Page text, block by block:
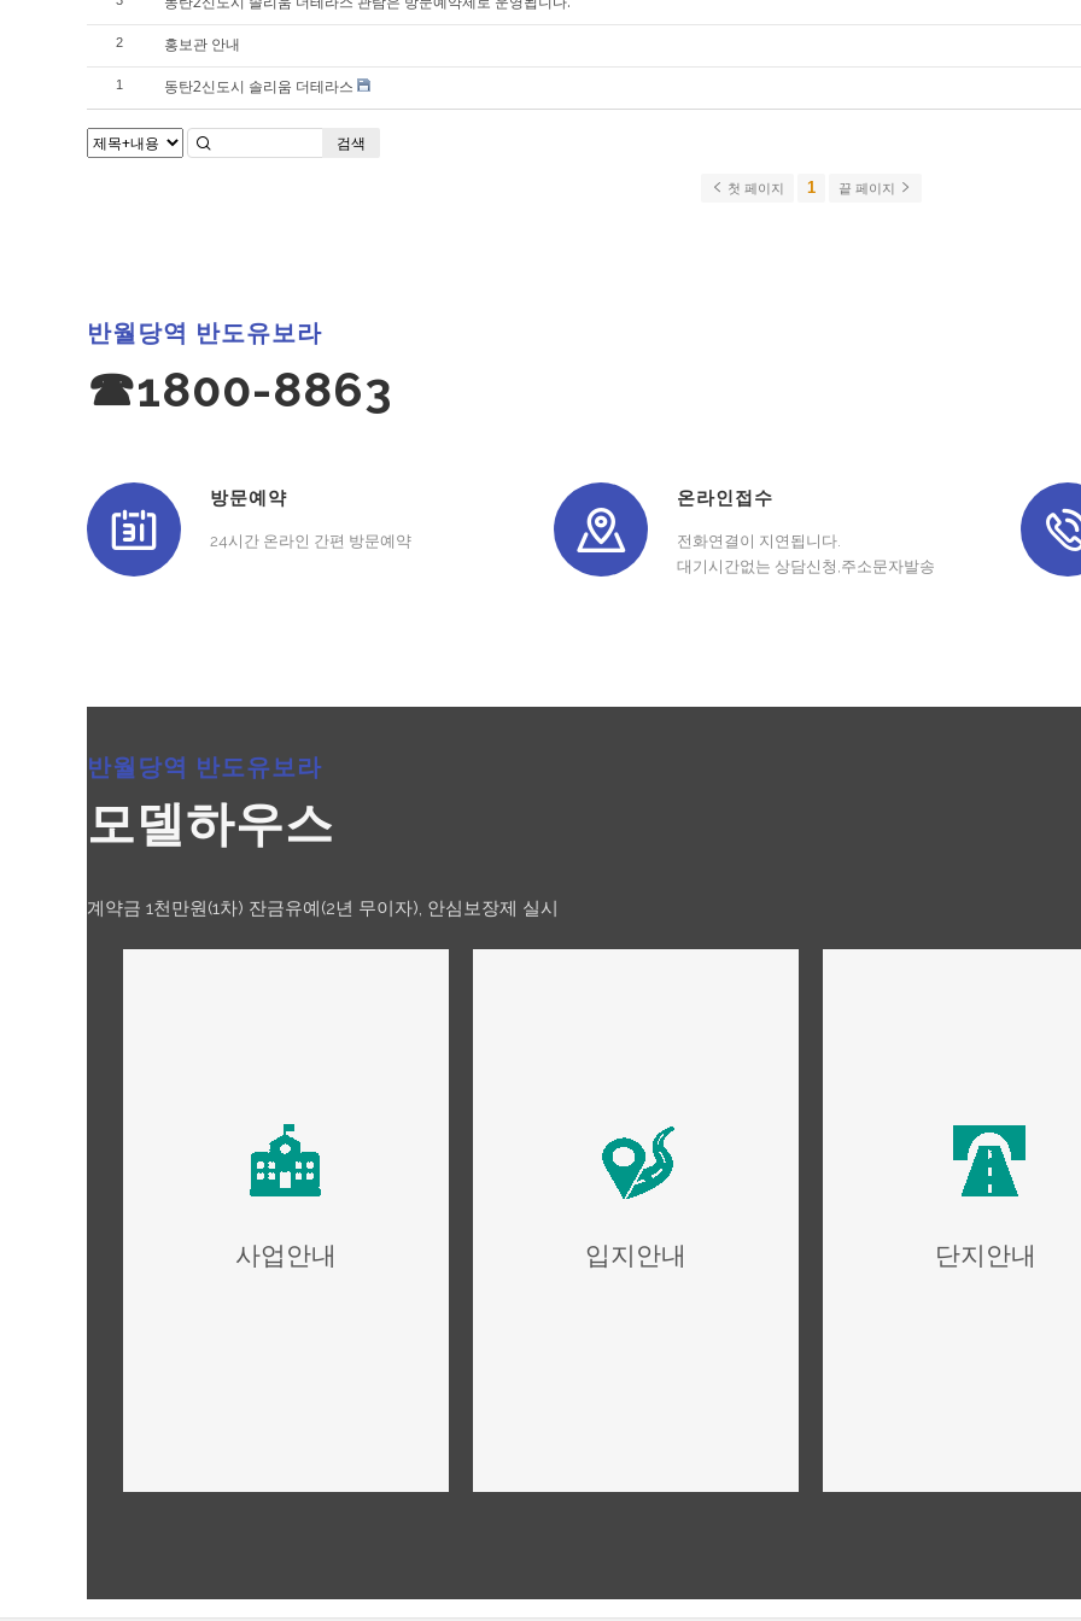
2 홍보관 안내
1 동탄2신도시 솔리움 더테라스
검색
첫 페이지 1 끝 페이지
반월당역 반도유보라
☎1800-8863
방문예약
24시간 온라인 간편 방문예약
온라인접수
전화연결이 지연됩니다.
대기시간없는 상담신청,주소문자발송
반월당역 반도유보라
모델하우스
계약금 1천만원(1차) 잔금유예(2년 무이자), 안심보장제 실시
사업안내 입지안내 단지안내